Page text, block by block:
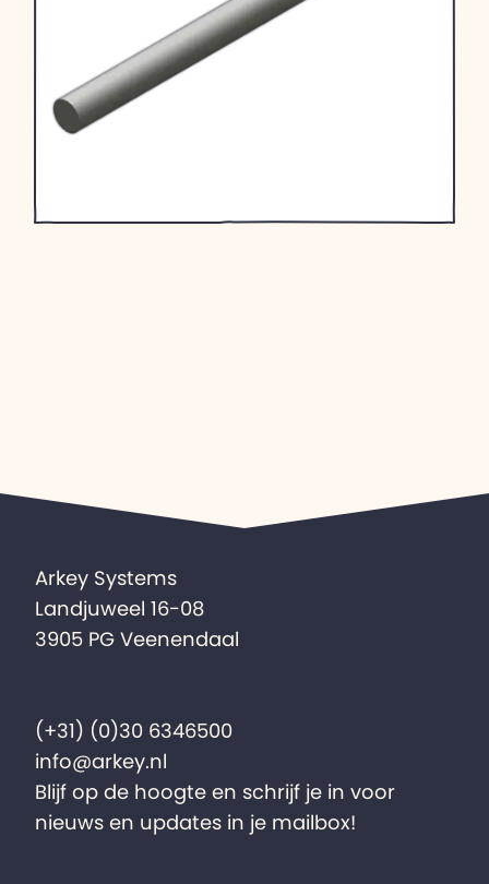
Arkey Systems
Landjuweel 16-08
3905 PG Veenendaal
(+31) (0)30 6346500
info@arkey.nl
Blijf op de hoogte en schrijf je in voor
nieuws en updates in je mailbox!